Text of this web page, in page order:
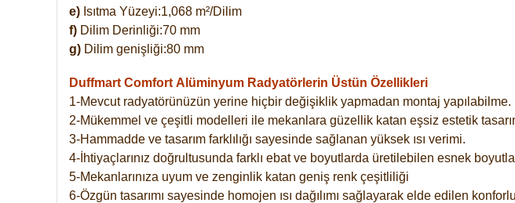
e) Isıtma Yüzeyi:1,068 m²/Dilim
f) Dilim Derinliği:70 mm
g) Dilim genişliği:80 mm
Duffmart Comfort Alüminyum Radyatörlerin Üstün Özellikleri
1-Mevcut radyatörünüzün yerine hiçbir değişiklik yapmadan montaj yapılabilme.
2-Mükemmel ve çeşitli modelleri ile mekanlara güzellik katan eşsiz estetik
3-Hammadde ve tasarım farklılığı sayesinde sağlanan yüksek ısı verimi.
4-İhtiyaçlarınız doğrultusunda farklı ebat ve boyutlarda üretilebilen esnek
5-Mekanlarınıza uyum ve zenginlik katan geniş renk çeşitliliği
6-Özgün tasarımı sayesinde homojen ısı dağılımı sağlayarak elde edilen konforlu